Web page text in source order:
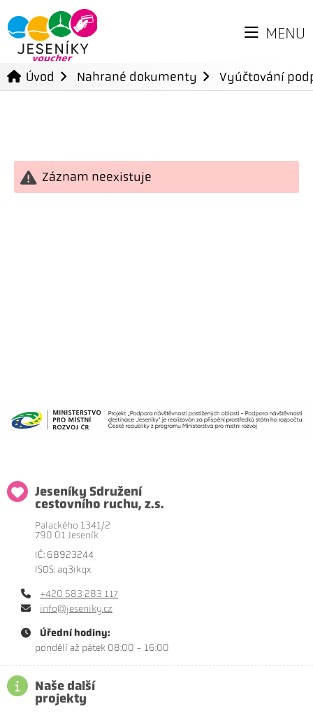
MENU
Úvod Nahrané dokumenty Vyúčtování
Záznam neexistuje
Jeseníky Sdružení
cestovního ruchu, z.s.
Palackého 1341/2
790 01 Jeseník
IČ: 68923244
ISDS: aq3ikqx
+420 583 283 117
info@jeseniky.cz
Úřední hodiny:
pondělí až pátek 08:00 - 16:00
Naše další
projekty